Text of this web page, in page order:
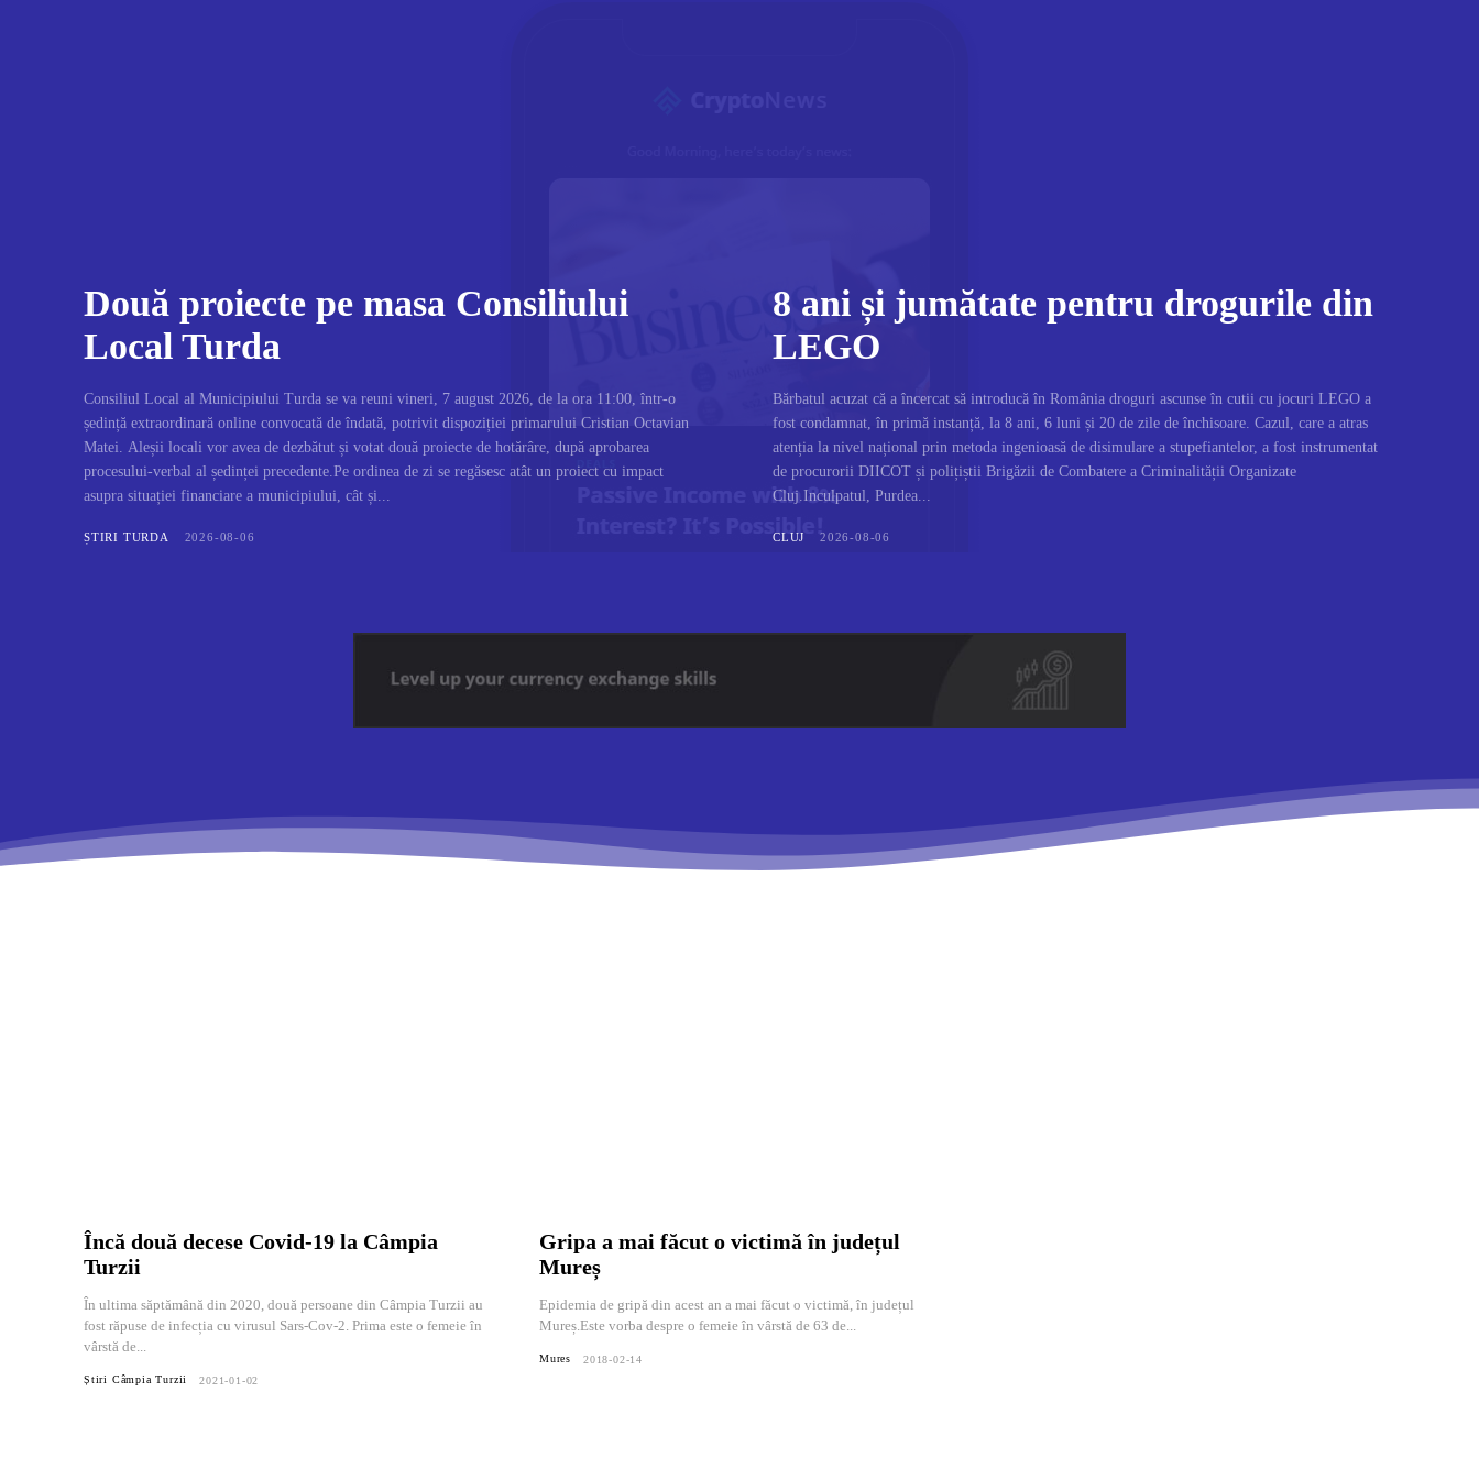
Două proiecte pe masa Consiliului
Local Turda
Consiliul Local al Municipiului Turda se va reuni vineri, 7 august 2026, de la ora 11:00, într-o
ședință extraordinară online convocată de îndată, potrivit dispoziției primarului Cristian Octavian
Matei. Aleșii locali vor avea de dezbătut și votat două proiecte de hotărâre, după aprobarea
procesului-verbal al ședinței precedente.Pe ordinea de zi se regăsesc atât un proiect cu impact
asupra situației financiare a municipiului, cât și...
ȘTIRI TURDA 2026-08-06
8 ani și jumătate pentru drogurile din
LEGO
Bărbatul acuzat că a încercat să introducă în România droguri ascunse în cutii cu jocuri LEGO a
fost condamnat, în primă instanță, la 8 ani, 6 luni și 20 de zile de închisoare. Cazul, care a atras
atenția la nivel național prin metoda ingenioasă de disimulare a stupefiantelor, a fost instrumentat
de procurorii DIICOT și polițiștii Brigăzii de Combatere a Criminalității Organizate
Cluj.Inculpatul, Purdea...
CLUJ 2026-08-06
Încă două decese Covid-19 la Câmpia
Turzii
În ultima săptămână din 2020, două persoane din Câmpia Turzii au
fost răpuse de infecția cu virusul Sars-Cov-2. Prima este o femeie în
vârstă de...
Știri Câmpia Turzii 2021-01-02
Gripa a mai făcut o victimă în județul
Mureș
Epidemia de gripă din acest an a mai făcut o victimă, în județul
Mureș.Este vorba despre o femeie în vârstă de 63 de...
Mures 2018-02-14